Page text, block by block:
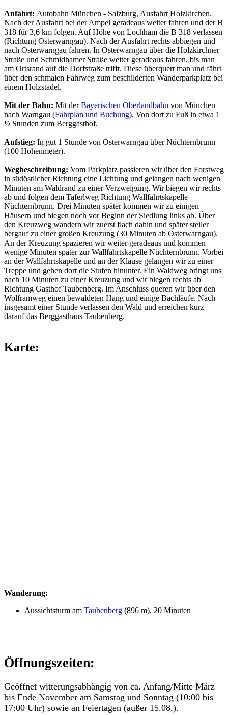
Anfahrt: Autobahn München - Salzburg, Ausfahrt Holzkirchen.
Nach der Ausfahrt bei der Ampel geradeaus weiter fahren und der B
318 für 3,6 km folgen. Auf Höhe von Lochham die B 318 verlassen
(Richtung Osterwarngau). Nach der Ausfahrt rechts abbiegen und
nach Osterwarngau fahren. In Osterwarngau über die Holzkirchner
Straße und Schmidhamer Straße weiter geradeaus fahren, bis man
am Ortsrand auf die Dorfstraße trifft. Diese überquert man und fährt
über den schmalen Fahrweg zum beschilderten Wanderparkplatz bei
einem Holzstadel.
Mit der Bahn: Mit derBayerischen Oberlandbahn von München
nach Warngau (Fahrplan und Buchung). Von dort zu Fuß in etwa 1
½ Stunden zum Berggasthof.
Aufstieg: In gut 1 Stunde von Osterwarngau über Nüchternbrunn
(100 Höhenmeter).
Wegbeschreibung: Vom Parkplatz passieren wir über den Forstweg
in südöstlicher Richtung eine Lichtung und gelangen nach wenigen
Minuten am Waldrand zu einer Verzweigung. Wir biegen wir rechts
ab und folgen dem Taferlweg Richtung Wallfahrtskapelle
Nüchternbrunn. Drei Minuten später kommen wir zu einigen
Häusern und biegen noch vor Beginn der Siedlung links ab. Über
den Kreuzweg wandern wir zuerst flach dahin und später steiler
bergauf zu einer großen Kreuzung (30 Minuten ab Osterwarngau).
An der Kreuzung spazieren wir weiter geradeaus und kommen
wenige Minuten später zur Wallfahrtskapelle Nüchternbrunn. Vorbei
an der Wallfahrtskapelle und an der Klause gelangen wir zu einer
Treppe und gehen dort die Stufen hinunter. Ein Waldweg bringt uns
nach 10 Minuten zu einer Kreuzung und wir biegen rechts ab
Richtung Gasthof Taubenberg. Im Anschluss queren wir über den
Wolframweg einen bewaldeten Hang und einige Bachläufe. Nach
insgesamt einer Stunde verlassen den Wald und erreichen kurz
darauf das Berggasthaus Taubenberg.
Karte:
Wanderung:
Aussichtsturm am Taubenberg (896 m), 20 Minuten
Öffnungszeiten:
Geöffnet witterungsabhängig von ca. Anfang/Mitte März
bis Ende November am Samstag und Sonntag (10:00 bis
17:00 Uhr) sowie an Feiertagen (außer 15.08.).